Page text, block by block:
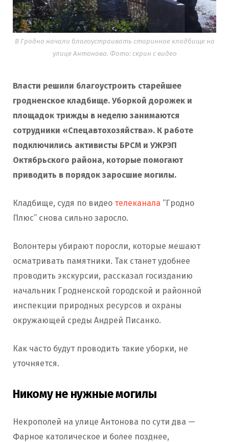
В Гродно начали благоустраивать старинное кладбище на
улице Антонова. Фото: скрин с видео
Власти решили благоустроить старейшее
гродненское кладбище. Уборкой дорожек и
площадок трижды в неделю занимаются
сотрудники «Спецавтохозяйства». К работе
подключились активисты БРСМ и УЖРЭП
Октябрьского района, которые помогают
приводить в порядок заросшие могилы.
Кладбище, судя по видео телеканала “Гродно
Плюс” снова сильно заросло.
Волонтеры убирают поросли, которые мешают
осматривать памятники. Так станет удобнее
проводить экскурсии, рассказал госизданию
начальник Гродненской городской и районной
инспекции природных ресурсов и охраны
окружающей среды Андрей Писанко.
Как часто будут проводить такие уборки, не
уточняется.
Никому не нужные могилы
Некрополей на улице Антонова по сути два —
Фарное католическое и более позднее,